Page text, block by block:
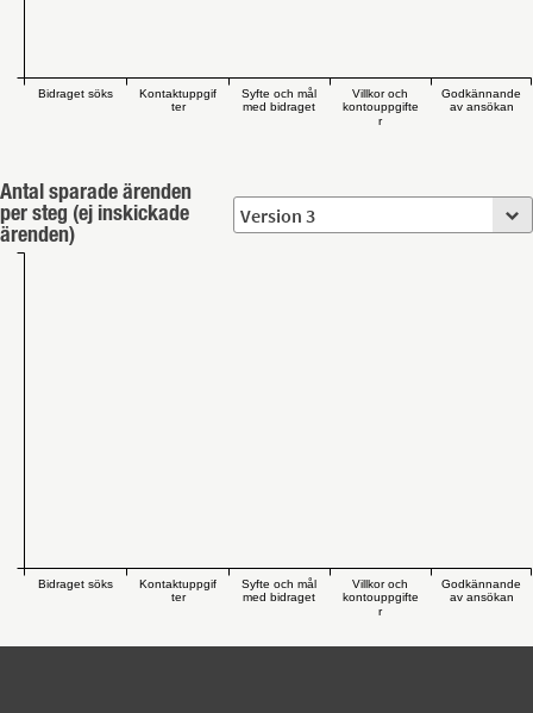
Bidraget söks
Kontaktuppgif
ter
Syfte och mål
med bidraget
Villkor och
kontouppgifte
r
Godkännande
av ansökan
Antal sparade ärenden
per steg (ej inskickade
ärenden)
Bidraget söks
Kontaktuppgif
ter
Syfte och mål
med bidraget
Villkor och
kontouppgifte
r
Godkännande
av ansökan